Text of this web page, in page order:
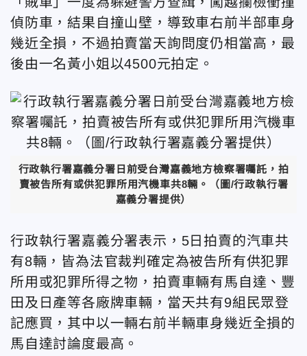
偵防車，結果自撞山壁，導致車右前半部車身
幾近全損，不過拍賣當天詢問度仍相當高，最
後由一名黃小姐以4500元拍定。
行政執行署嘉義分署日前受台灣嘉義地方檢察署囑託，拍
賣被告所有或供犯罪所用汽機車共8輛。（圖/行政執行署
嘉義分署提供）
行政執行署嘉義分署表示，5日拍賣的汽車共
有8輛，皆為法官裁判確定為被告所有供犯罪
所用或犯罪所得之物，拍賣車輛有馬自達、豐
田及日產等各廠牌車輛，當天共有9組民眾登
記應買，其中以一輛右前半輛車身幾近全損的
馬自達討論度最高。